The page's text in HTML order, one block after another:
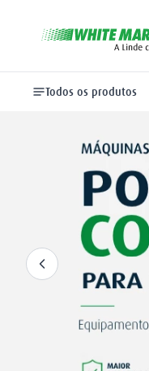
Todos os produtos